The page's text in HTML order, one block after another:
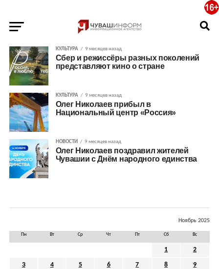
КУЛЬТУРА 9 месяцев назад
Сбер и режиссёры разных поколений
представляют кино о стране
КУЛЬТУРА 9 месяцев назад
Олег Николаев прибыл в
Национальный центр «Россия»
НОВОСТИ 9 месяцев назад
Олег Николаев поздравил жителей
Чувашии с Днём народного единства
Ноябрь 2025
Пн Вт Ср Чт Пт Сб Вс
1 2
3 4 5 6 7 8 9